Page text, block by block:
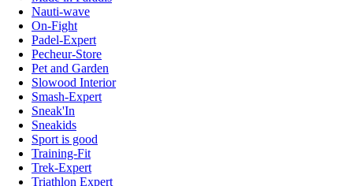
Nauti-wave
On-Fight
Padel-Expert
Pecheur-Store
Pet and Garden
Slowood Interior
Smash-Expert
Sneak'In
Sneakids
Sport is good
Training-Fit
Trek-Expert
Triathlon Expert